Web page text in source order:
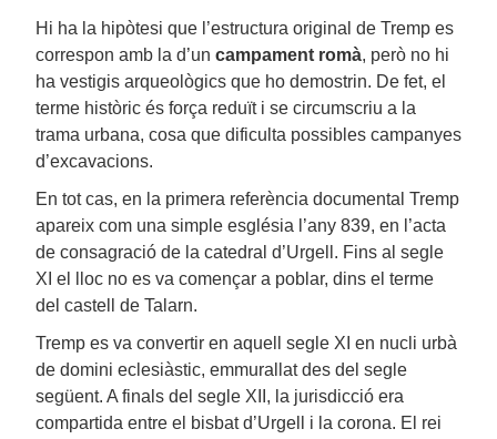
Hi ha la hipòtesi que l’estructura original de Tremp es
correspon amb la d’un campament romà, però no hi
ha vestigis arqueològics que ho demostrin. De fet, el
terme històric és força reduït i se circumscriu a la
trama urbana, cosa que dificulta possibles campanyes
d’excavacions.
En tot cas, en la primera referència documental Tremp
apareix com una simple església l’any 839, en l’acta
de consagració de la catedral d’Urgell. Fins al segle
XI el lloc no es va començar a poblar, dins el terme
del castell de Talarn.
Tremp es va convertir en aquell segle XI en nucli urbà
de domini eclesiàstic, emmurallat des del segle
següent. A finals del segle XII, la jurisdicció era
compartida entre el bisbat d’Urgell i la corona. El rei